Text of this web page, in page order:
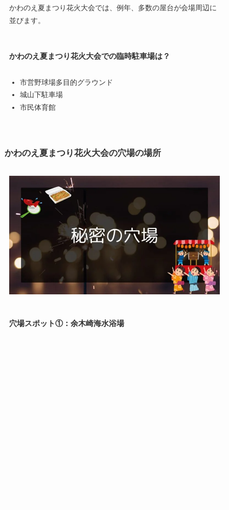
かわのえ夏まつり花火大会では、例年、多数の屋台が会場周辺に
並びます。
かわのえ夏まつり花火大会での臨時駐車場は？
市営野球場多目的グラウンド
城山下駐車場
市民体育館
かわのえ夏まつり花火大会の穴場の場所
穴場スポット①：余木崎海水浴場